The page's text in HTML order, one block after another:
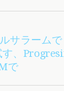
サラームで
、
で